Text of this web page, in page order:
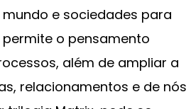
e sociedades para
permite o pensamento
além de ampliar a
relacionamentos e de nós